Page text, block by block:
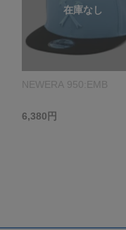
NEWERA 950:EMB
6,380円